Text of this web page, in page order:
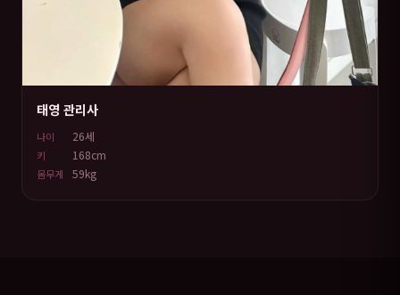
태영 관리사
나이 26세
키 168cm
몸무게 59kg